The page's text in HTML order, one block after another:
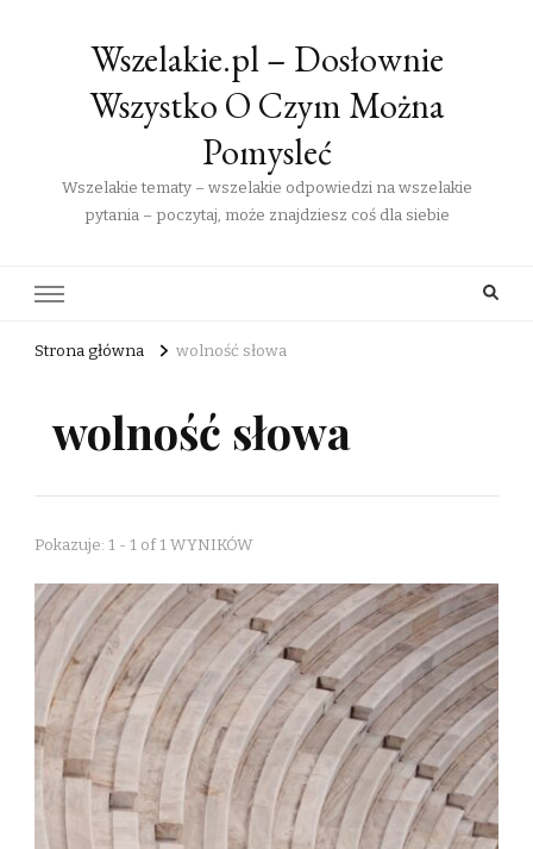
Wszelakie.pl – Dosłownie
Wszystko O Czym Można
Pomysleć
Wszelakie tematy – wszelakie odpowiedzi na wszelakie
pytania – poczytaj, może znajdziesz coś dla siebie
Strona główna wolność słowa
wolność słowa
Pokazuje: 1 - 1 of 1 WYNIKÓW